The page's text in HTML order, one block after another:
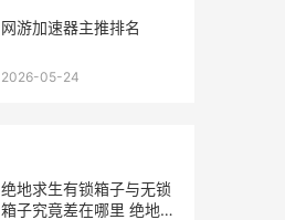
网游加速器主推排名
2026-05-24
绝地求生有锁箱子与无锁
箱子究竟差在哪里 绝地求